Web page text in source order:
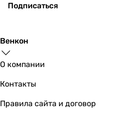
138грн
Подписаться
Венкон
О компании
Контакты
Правила сайта и договор